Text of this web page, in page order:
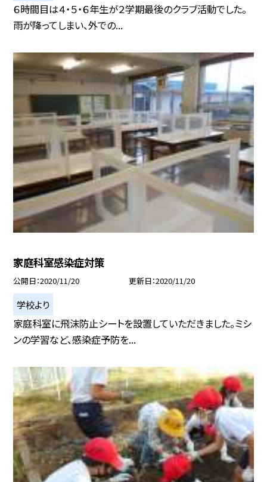
６時間目は４・５・６年生が２学期最後のクラブ活動でした。
雨が降ってしまい、外での...
家庭科室感染症対策
公開日 2020/11/20 更新日 2020/11/20
学校より
家庭科室に飛沫防止シートを設置していただきました。ミシ
ンの学習など、感染症予防を...